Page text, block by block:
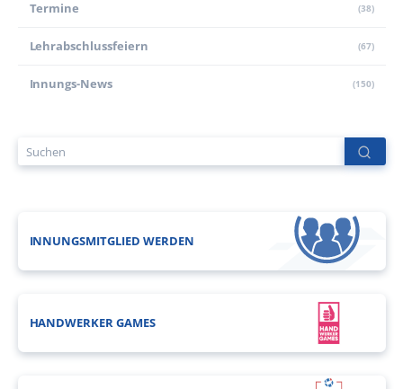
Termine (38)
Lehr­abschluss­feiern (67)
Innungs-News (150)
INNUNGSMITGLIED WERDEN
HANDWERKER GAMES